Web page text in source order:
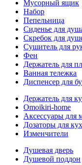
Мусорный ящик
Набор
Пепельница
Сиденье для
Скребок для
Сушитель для
Фен
Держатель для
Ванная тележка
Диспенсер для
Держатель для
Omoikiri-home
Аксессуары для
Дозаторы для
Изменчители
Душевая дверь
Душевой поддон